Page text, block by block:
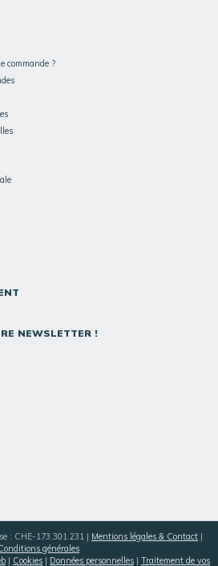
commande ?
NEWSLETTER !
: CHE-173.301.231 | Mentions légales & Contact |
générales
| Cookies | Données personnelles | Traitement de vos